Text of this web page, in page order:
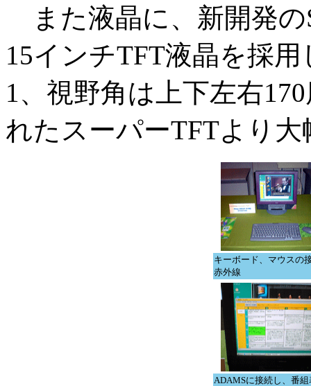
また液晶に、新開発の
15インチTFT液晶を採
1、視野角は上下左右
れたスーパーTFTより
キーボード、マウスの
赤外線
ADAMSに接続し、番